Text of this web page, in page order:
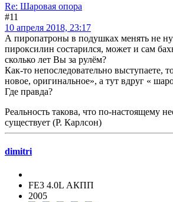
Re: Шаровая опора
#11
10 апреля 2018, 23:17
А пиропатроны в подушках менять не
пироксилин состарился, может и сам
сколько лет Вы за рулём?
Как-то непоследовательно выступаете,
новое, оригинальное», а тут вдруг «
Где правда?
Реальность такова, что по-настоящему
существует (Р. Карлсон)
dimitri
FE3 4.0L АКПП
2005